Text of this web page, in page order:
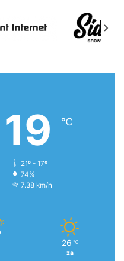
19 ℃
21º - 17º
74%
7.38 km/h
26 ℃
za